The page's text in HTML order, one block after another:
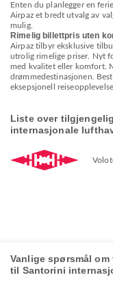
Enten du planlegger en
Airpaz et bredt utvalg av
mulig.
Rimelig billettpris uten
Airpaz tilbyr eksklusive
utrolig rimelige priser. Nyt
med kvalitet eller komfort.
drømmedestinasjonen.
eksepsjonell
Liste over
internasjonale
Vanlige spørsmål
til Santorini